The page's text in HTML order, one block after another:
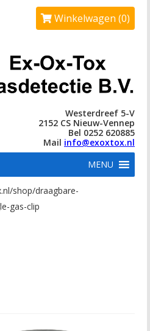
Winkelwagen (0)
Westerdreef 5-V
2152 CS Nieuw-Vennep
Bel 0252 620885
Mail info@exoxtox.nl
MENU
shop/draagbare-
gas-clip